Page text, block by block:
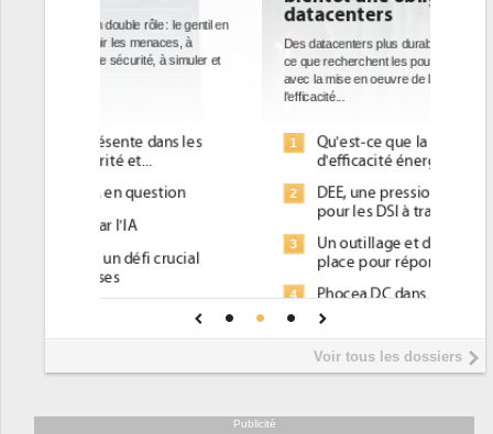
datacenters
Des datacenters plus durables et plus efficaces, c'est
ce que recherchent les pouvoirs publics européens
avec la mise en oeuvre de la nouvelle Directive sur
1
Qu'est-ce que la DEE (directive
d'efficacité énergétique) ?
2
DEE, une pression administrative
pour les DSI à transformer...
Un outillage et des services déjà en
place pour répondre à...
Phocea DC dans les cordes pour la
Interview de Fabrice Coquio,
président de Digital Realty...
soutient les...
Voir tous les dossiers
Publicité